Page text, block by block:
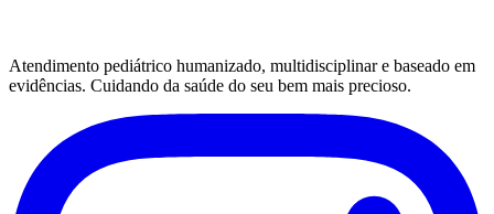
Atendimento pediátrico humanizado, multidisciplinar e baseado em
evidências. Cuidando da saúde do seu bem mais precioso.